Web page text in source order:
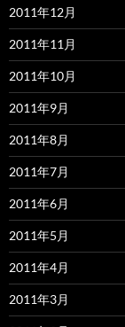
2011年12月
2011年11月
2011年10月
2011年9月
2011年8月
2011年7月
2011年6月
2011年5月
2011年4月
2011年3月